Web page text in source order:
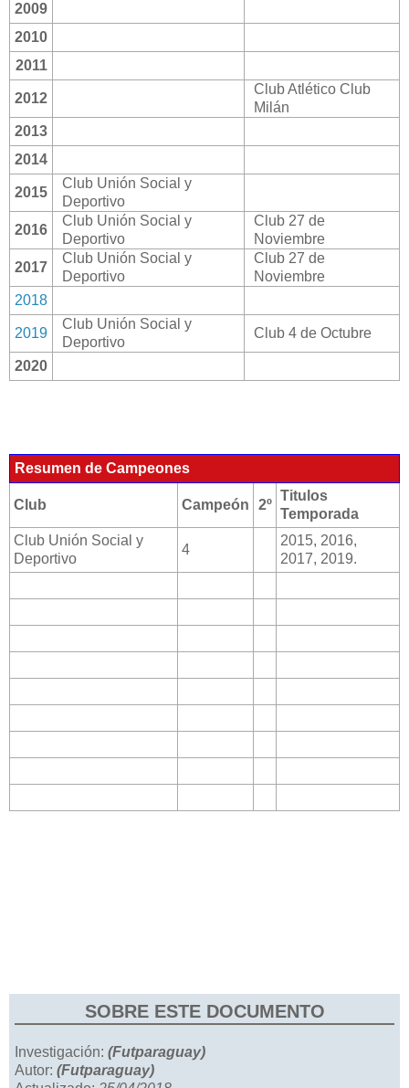
2009
2010
2011
2012
Club Atlético Club
Milán
2013
2014
2015
Club Unión Social y
Deportivo
2016
Club Unión Social y
Deportivo
Club 27 de
Noviembre
2017
Club Unión Social y
Deportivo
Club 27 de
Noviembre
2018
2019
Club Unión Social y
Deportivo
Club 4 de Octubre
2020
Resumen de Campeones
Club Campeón 2º
Titulos
Temporada
Club Unión Social y
Deportivo
4
2015, 2016,
2017, 2019.
SOBRE ESTE DOCUMENTO
Investigación: (Futparaguay)
Autor: (Futparaguay)